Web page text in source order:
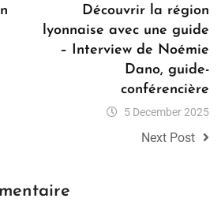
Découvrir la région
lyonnaise avec une guide
– Interview de Noémie
Dano, guide-
conférencière
5 December 2025
Next Post